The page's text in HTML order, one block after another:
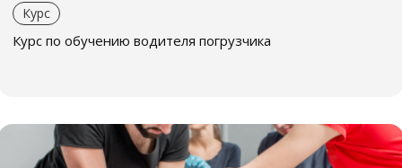
Курс
Курс по обучению водителя погрузчика